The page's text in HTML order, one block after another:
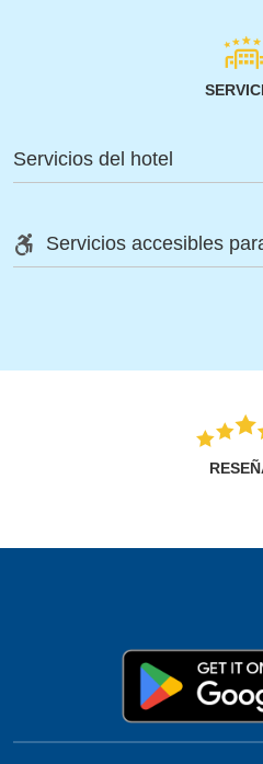
Servicios del hotel
Servicios accesibles